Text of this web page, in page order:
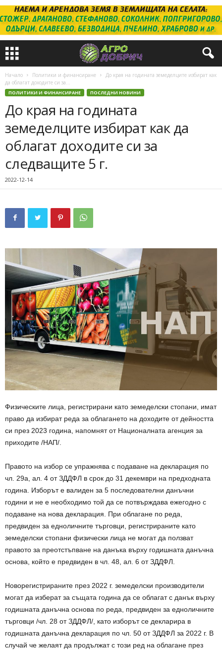
Начало Политики и финансиране
До края на годината земеделците избират как
да облагат доходите си за...
ПОЛИТИКИ И ФИНАНСИРАНЕ ПОСЛЕДНИ НОВИНИ
До края на годината
земеделците избират как да
облагат доходите си за
следващите 5 г.
2022-12-14
Физическите лица, регистрирани като земеделски стопани, имат
право да избират реда за облагането на доходите от дейността
си през 2023 година, напомнят от Националната агенция за
приходите /НАП/.
Правото на избор се упражнява с подаване на декларация по
чл. 29а, ал. 4 от ЗДДФЛ в срок до 31 декември на предходната
година. Изборът е валиден за 5 последователни данъчни
години и не е необходимо той да се потвърждава ежегодно с
подаване на нова декларация. При облагане по реда,
предвиден за едноличните търговци, регистрираните като
земеделски стопани физически лица не могат да ползват
правото за преотстъпване на данъка върху годишната данъчна
основа, който е предвиден в чл. 48, ал. 6 от ЗДДФЛ.
Новорегистрираните през 2022 г. земеделски производители
могат да изберат за същата година да се облагат с данък върху
годишната данъчна основа по реда, предвиден за едноличните
търговци /чл. 28 от ЗДДФЛ/, като изборът се декларира в
годишната данъчна декларация по чл. 50 от ЗДДФЛ за 2022 г. В
случай че желаят да продължат с този ред на облагане през